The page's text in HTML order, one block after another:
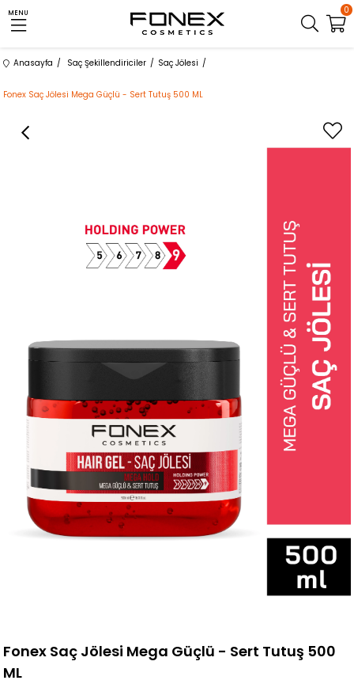
MENU 0
Anasayfa Saç Şekillendiriciler Saç Jölesi
Fonex Saç Jölesi Mega Güçlü - Sert Tutuş 500 ML
Fonex Saç Jölesi Mega Güçlü - Sert Tutuş 500
ML